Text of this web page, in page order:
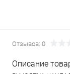
Отзывов: 0
Описание